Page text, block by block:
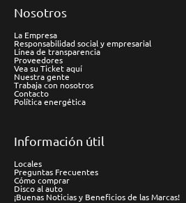
Nosotros
La Empresa
Responsabilidad social y empresarial
Línea de transparencia
Proveedores
Vea su Ticket aquí
Nuestra gente
Trabaja con nosotros
Contacto
Política energética
Información útil
Locales
Preguntas Frecuentes
Cómo comprar
Disco al auto
¡Buenas Noticias y Beneficios de las Marcas!